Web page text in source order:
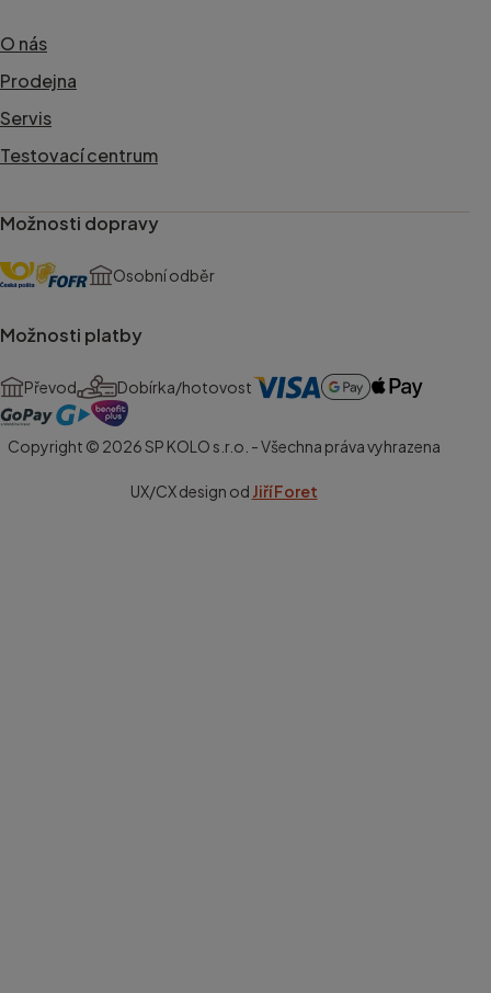
O nás
Prodejna
Servis
Testovací centrum
Možnosti dopravy
Osobní odběr
Možnosti platby
Převod Dobírka/hotovost
Copyright © 2026 SP KOLO s.r.o. - Všechna práva vyhrazena
UX/CX design od Jiří Foret